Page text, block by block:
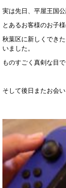
実は先日、平屋王国
とあるお客様のお子
秋葉区に新しくでき
いました。
ものすごく真剣な目
そして後日またお会